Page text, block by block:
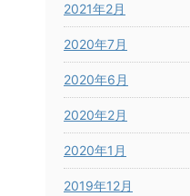
2021年2月
2020年7月
2020年6月
2020年2月
2020年1月
2019年12月